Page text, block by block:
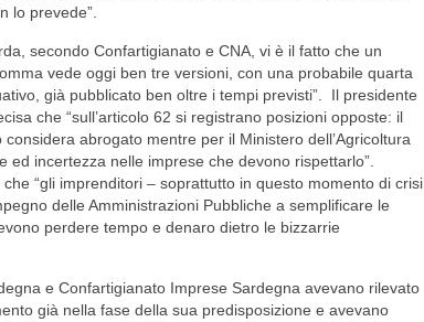
lo prevede”.
secondo Confartigianato e CNA, vi è il fatto che un
vede oggi ben tre versioni, con una probabile quarta
già pubblicato ben oltre i tempi previsti”. Il presidente
che “sull’articolo 62 si registrano posizioni opposte: il
abrogato mentre per il Ministero dell’Agricoltura
incertezza nelle imprese che devono rispettarlo”.
“gli imprenditori – soprattutto in questo momento di crisi
delle Amministrazioni Pubbliche a semplificare le
perdere tempo e denaro dietro le bizzarrie
e Confartigianato Imprese Sardegna avevano rilevato
già nella fase della sua predisposizione e avevano